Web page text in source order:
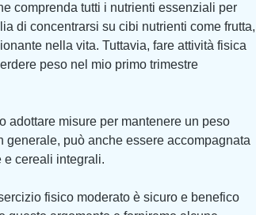
comprenda tutti i nutrienti essenziali per
di concentrarsi su cibi nutrienti come frutta,
nella vita. Tuttavia, fare attività fisica
peso nel mio primo trimestre
adottare misure per mantenere un peso
generale, può anche essere accompagnata
e cereali integrali.
fisico moderato è sicuro e benefico